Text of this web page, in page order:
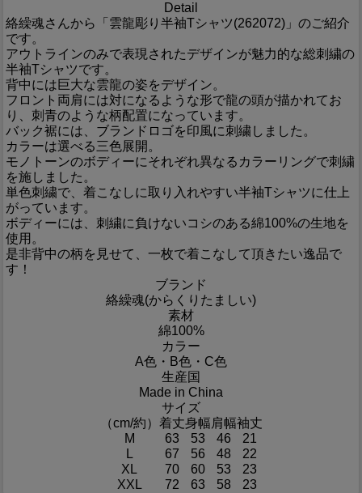
Detail
絡繰魂さんから「雲龍彫り半袖Tシャツ(262072)」のご紹介
です。
アウトラインのみで表現されたデザインが魅力的な総刺繍の
半袖Tシャツです。
背中には巨大な雲龍の姿をデザイン。
フロント両肩には対になるような形で龍の頭が描かれてお
り、刺青のような柄配置になっています。
バック裾には、ブランドロゴを印風に刺繍しました。
カラーは選べる三色展開。
モノトーンのボディーにそれぞれ異なるカラーリングで刺繍
を施しました。
単色刺繍で、着こなしに取り入れやすい半袖Tシャツに仕上
がっています。
ボディーには、刺繍に負けないコシのある綿100%の生地を
使用。
是非背中の柄を見せて、一枚で着こなして頂きたい逸品で
す！
ブランド
絡繰魂(からくりたましい)
素材
綿100%
カラー
A色・B色・C色
生産国
Made in China
サイズ
（cm/約） 着丈身幅肩幅袖丈
M
63 53 46
21
L
67 56 48
22
XL
70 60 53
23
XXL
72 63 58 23